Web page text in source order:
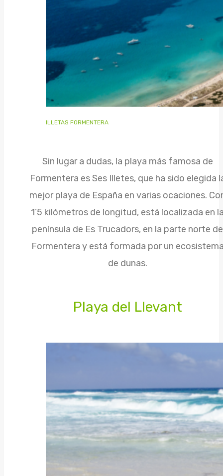
ILLETAS FORMENTERA
Sin lugar a dudas, la playa más famosa de
Formentera es Ses Illetes, que ha sido elegida
mejor playa de España en varias ocaciones.
1’5 kilómetros de longitud, está localizada en
península de Es Trucadors, en la parte norte de
Formentera y está formada por un
de dunas.
Playa del Llevant